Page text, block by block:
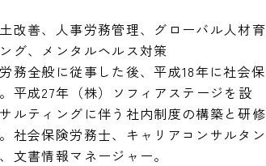
改善、人事労務管理、グローバル人材育
グ、メンタルヘルス対策
務全般に従事した後、平成18年に社会保
平成27年（株）ソフィアステージを設
ルティングに伴う社内制度の構築と研修
社会保険労務士、キャリアコンサルタン
文書情報マネージャー。